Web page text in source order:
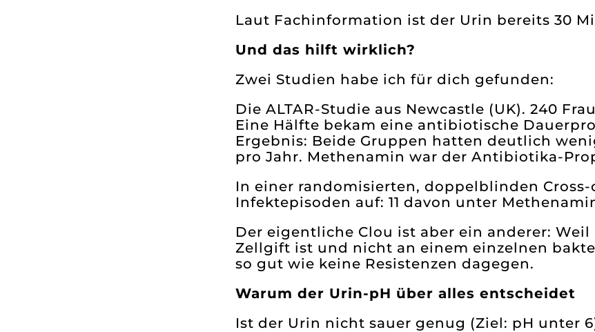
Laut Fachinformation ist der Urin bereits 30
Und das hilft wirklich?
Zwei Studien habe ich für dich gefunden:
Die ALTAR-Studie aus Newcastle (UK). 240
Eine Hälfte bekam eine antibiotische
Ergebnis: Beide Gruppen hatten deutlich
pro Jahr. Methenamin war der Antibiotika-
In einer randomisierten, doppelblinden
Infektepisoden auf: 11 davon unter
Der eigentliche Clou ist aber ein anderer:
Zellgift ist und nicht an einem einzelnen
so gut wie keine Resistenzen dagegen.
Warum der Urin-pH über alles entscheidet
Ist der Urin nicht sauer genug (Ziel: pH unter